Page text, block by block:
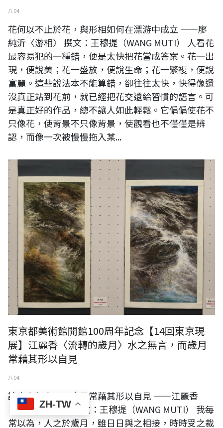
ZH-TW
八 04
花何以不止於花，與形相如何在漂游中成立 ——廖
純沂〈游相〉 撰文：王穆提（WANG MUTI） 人看花
最容易犯的一種錯，便是太快把花當成答案。花一出
現，便說美；花一盛放，便說生命；花一繁複，便說
富麗。這些說法本不能算錯，卻往往太快，快得像還
沒真正站到花前，就已經把花交還給習慣的語言。可
是真正好的作品，總不讓人如此輕鬆。它偏偏使花不
只像花，使背景不只像背景，使觀看也不僅僅是辨
認，而像一次被慢慢拖入某...
東京都美術館開館100周年記念【14回東京現
展】江麗香〈流轉的歲月〉水之無言，而歲月
常藉其形以自見
八 04
論水之無言，而歲月常藉其形以自見 ——江麗香
〈流轉的歲月〉 撰文：王穆提（WANG MUTI） 我每
常以為，人之於歲月，雖日日與之相接，時時受之裁